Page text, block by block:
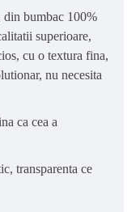
din bumbac 100%
superioare,
cu o textura fina,
nu necesita
ca cea a
transparenta ce